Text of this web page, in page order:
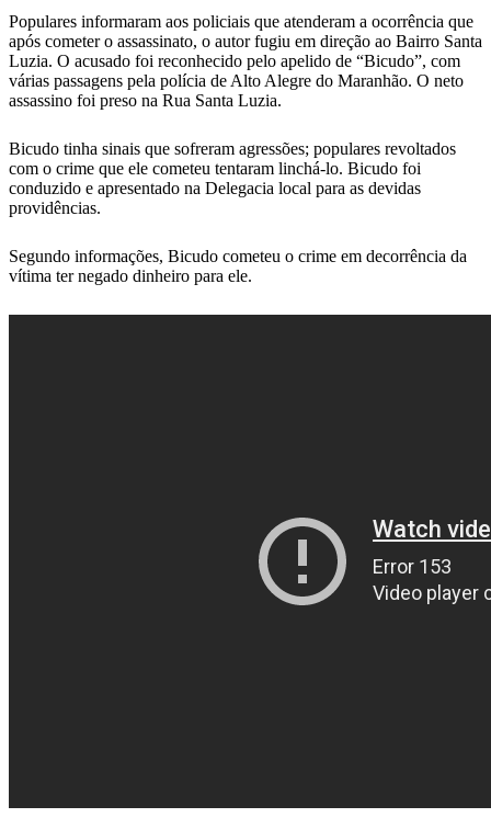
Populares informaram aos policiais que atenderam a ocorrência que
após cometer o assassinato, o autor fugiu em direção ao Bairro Santa
Luzia. O acusado foi reconhecido pelo apelido de “Bicudo”, com
várias passagens pela polícia de Alto Alegre do Maranhão. O neto
assassino foi preso na Rua Santa Luzia.
Bicudo tinha sinais que sofreram agressões; populares revoltados
com o crime que ele cometeu tentaram linchá-lo. Bicudo foi
conduzido e apresentado na Delegacia local para as devidas
providências.
Segundo informações, Bicudo cometeu o crime em decorrência da
vítima ter negado dinheiro para ele.